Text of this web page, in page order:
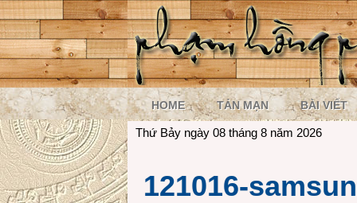
HOME TẢN MẠN BÀI VIẾT
Thứ Bảy ngày 08 tháng 8 năm 2026
121016-